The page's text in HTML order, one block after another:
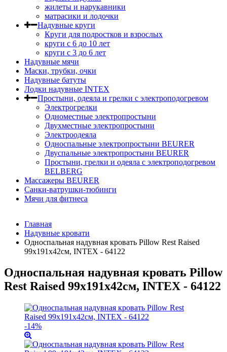
жилеты и нарукавники
матрасики и лодочки
Надувные круги
Круги для подростков и взрослых
круги с 6 до 10 лет
круги c 3 до 6 лет
Надувные мячи
Маски, трубки, очки
Надувные батуты
Лодки надувные INTEX
Простыни, одеяла и грелки с электроподогревом
Электрогрелки
Одноместные электропростыни
Двухместные электропростыни
Электроодеяла
Односпальные электропростыни BEURER
Двуспальные электропростыни BEURER
Простыни, грелки и одеяла с электроподогревом
BELBERG
Массажеры BEURER
Санки-ватрушки-тюбинги
Мячи для фитнеса
Главная
Надувные кровати
Односпальная надувная кровать Pillow Rest Raised
99х191х42см, INTEX - 64122
Односпальная надувная кровать Pillow
Rest Raised 99х191х42см, INTEX - 64122
-14%